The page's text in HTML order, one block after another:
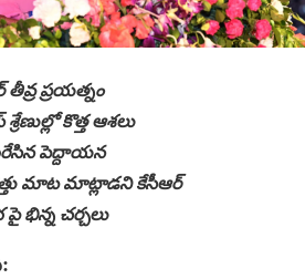
ప్రయత్నం
కొత్త ఆశలు
పెద్దాయన
మాట మాట్లాడని కేసీఆర్
భిన్న చర్చలు